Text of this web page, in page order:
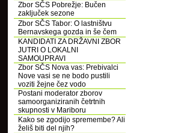
Zbor SČS Pobrežje: Bučen
zaključek sezone
Zbor SČS Tabor: O lastništvu
Bernavskega gozda in še čem
KANDIDATI ZA DRŽAVNI ZBOR
JUTRI O LOKALNI
SAMOUPRAVI
Zbor SČS Nova vas: Prebivalci
Nove vasi se ne bodo pustili
voziti žejne čez vodo
Postani moderator zborov
samoorganiziranih četrtnih
skupnosti v Mariboru
Kako se zgodijo spremembe? Ali
želiš biti del njih?